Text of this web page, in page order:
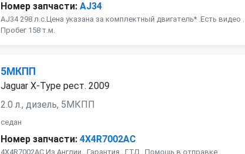
Номер запчасти: AJ34
AJ34 298 л.с.Цена указана за комплектный двигатель* .Есть видео .
Пробег 158 т.м.
5МКПП
Jaguar X-Type рест. 2009
2.0 л., дизель, 5МКПП
седан
Номер запчасти: 4X4R7002AC
4X4R7002AC Из Англии . Гарантия . ГТД . Помощь в отправке .